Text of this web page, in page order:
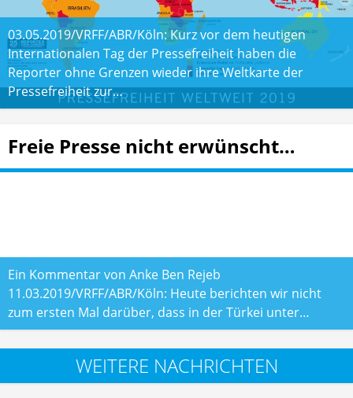
03.05.2019/VRFF/ABR/Köln: Kurz vor dem heutigen
Internationalen Tag der Pressefreiheit haben die
Reporter ohne Grenzen wieder ihre Weltkarte der
Pressefreiheit zur…
Freie Presse nicht erwünscht…
Ein Kommentar von Anke Ben Rejeb
11.03.2019/VRFF/ABR/Köln: Heute berichten wir nicht
zum ersten Mal darüber, dass in der Türkei unter…
WEITERE NACHRICHTEN